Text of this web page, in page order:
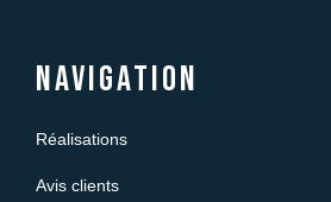
Navigation
Réalisations
Avis clients